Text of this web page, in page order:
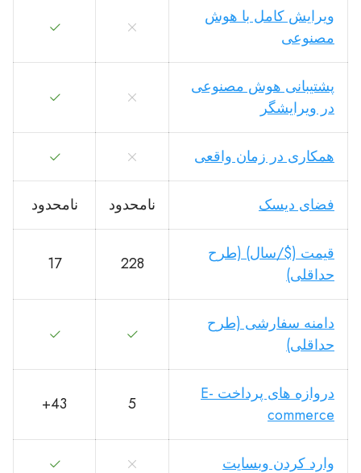
ویرایش کامل با هوش
مصنوعی
پشتیبانی هوش مصنوعی
در ویرایشگر
همکاری در زمان واقعی
فضای دیسک نامحدود نامحدود
قیمت ($/سال) (طرح
حداقلی)
228
17
دامنه سفارشی (طرح
حداقلی)
دروازه های پرداخت E-
commerce
5
43+
وارد کردن وبسایت